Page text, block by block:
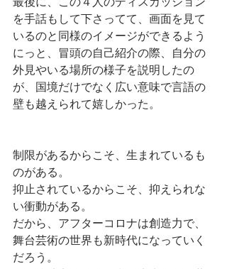
最後に、この４人のディスカッション
を手話もして下さってて、画面を見て
いるのと同様のイメージができるよう
にっと、冒頭の自己紹介の際、自分の
外見やいる場所の様子を説明したの
が、国境だけでなく広い意味で言語の
壁も越えられて嬉しかった。
制限があるからこそ、生まれているも
のがある。
抑止されているからこそ、抑えられな
い衝動がある。
だから、アフターコロナは創造力で、
舞台芸術の世界も新時代になっていく
だろう。